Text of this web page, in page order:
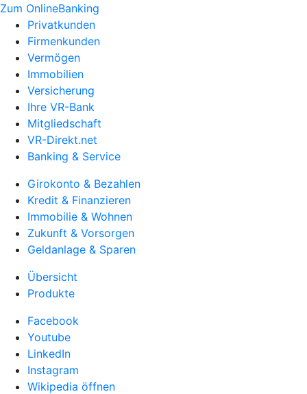
Zum OnlineBanking
Privatkunden
Firmenkunden
Vermögen
Immobilien
Versicherung
Ihre VR-Bank
Mitgliedschaft
VR-Direkt.net
Banking & Service
Girokonto & Bezahlen
Kredit & Finanzieren
Immobilie & Wohnen
Zukunft & Vorsorgen
Geldanlage & Sparen
Übersicht
Produkte
Facebook
Youtube
LinkedIn
Instagram
Wikipedia öffnen